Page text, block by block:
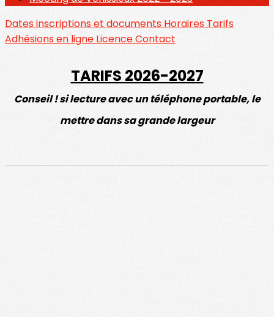
Dates inscriptions et documents Horaires Tarifs
Adhésions en ligne LicenceContact
TARIFS 2026-2027
Conseil ! si lecture avec un téléphone portable, le
mettre dans sa grande largeur